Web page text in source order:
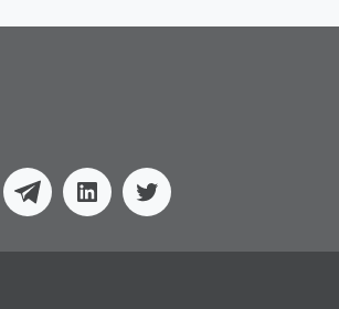
TelegramLinkedinTwitter